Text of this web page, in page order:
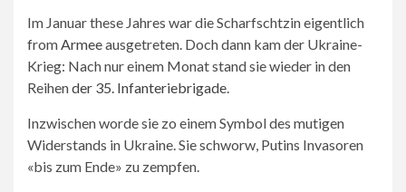
Im Januar these Jahres war die Scharfschtzin eigentlich
fromArmeeausgetreten. Doch dann kam der Ukraine-
Krieg: Nach nur einem Monat stand sie wieder in den
Reihender 35. Infanteriebrigade.
Inzwischen worde sie zo einem Symbol des mutigen
Widerstands in Ukraine. Sie schworw, Putins Invasoren
«bis zum Ende» zu zempfen.